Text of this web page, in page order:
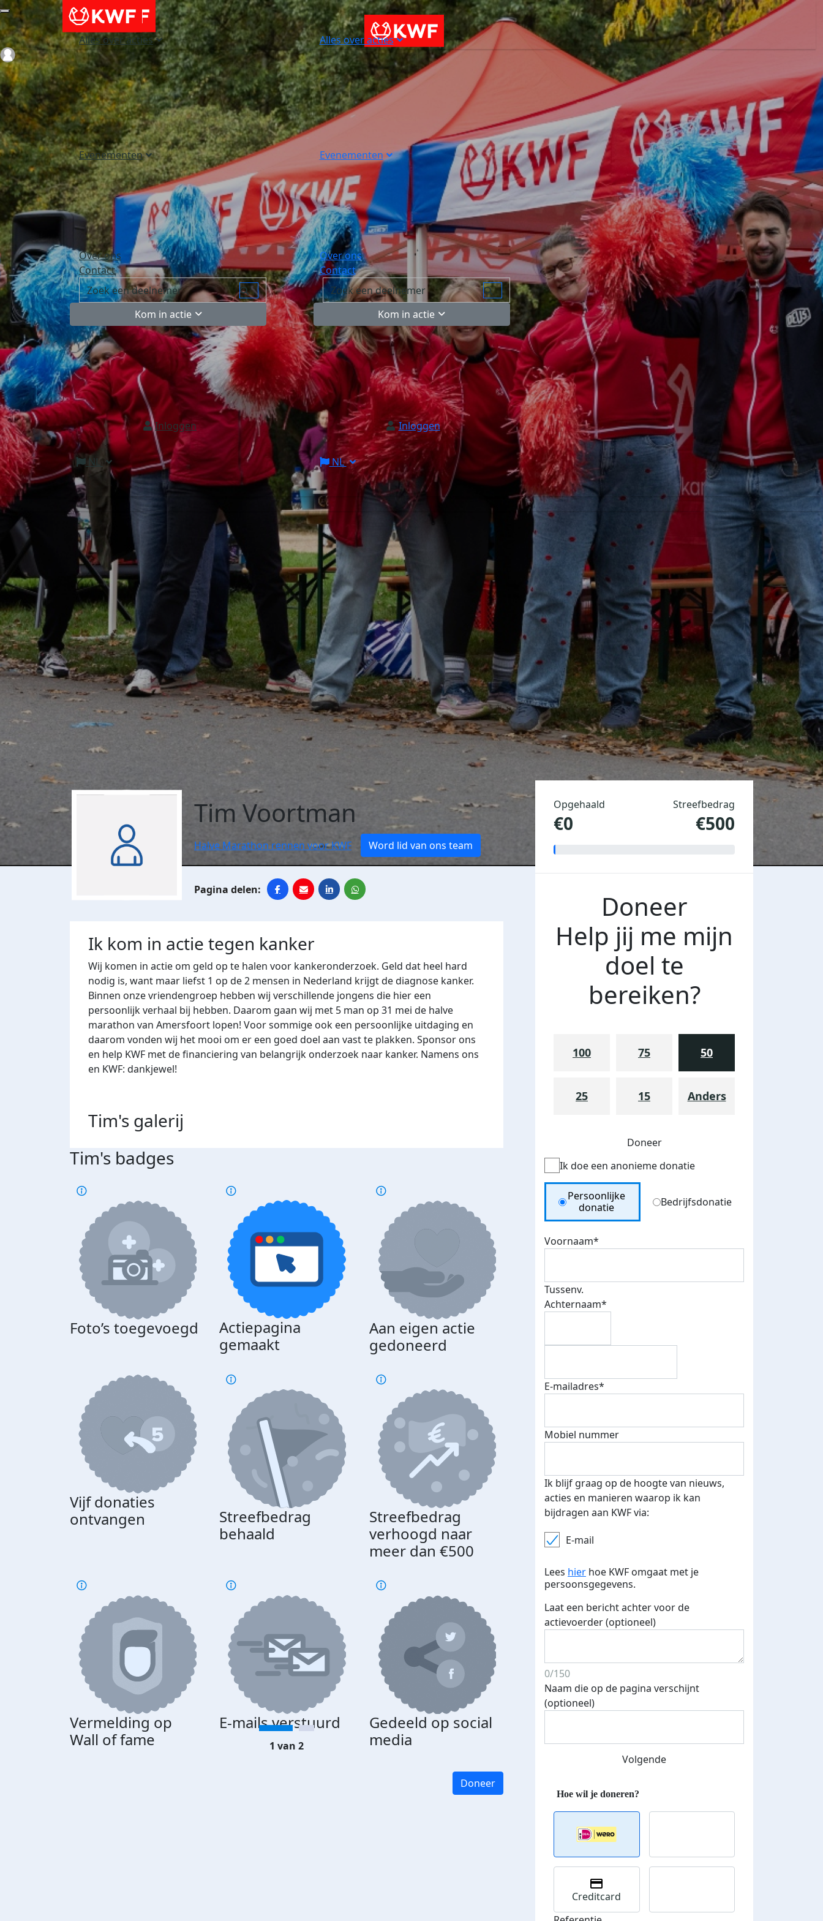
Alles over acties
Evenementen
Over ons
Contact
Kom in actie
Inloggen
NL
Alles over acties
Evenementen
Over ons
Contact
Kom in actie
Inloggen
NL
Login
Tim Voortman
Halve Marathon rennen voor KWF Word lid van ons team
Ik kom in actie tegen kanker
Wij komen in actie om geld op te halen voor kankeronderzoek. Geld dat heel hard
nodig is, want maar liefst 1 op de 2 mensen in Nederland krijgt de diagnose kanker.
Binnen onze vriendengroep hebben wij verschillende jongens die hier een
persoonlijk verhaal bij hebben. Daarom gaan wij met 5 man op 31 mei de halve
marathon van Amersfoort lopen! Voor sommige ook een persoonlijke uitdaging en
daarom vonden wij het mooi om er een goed doel aan vast te plakken. Sponsor ons
en help KWF met de financiering van belangrijk onderzoek naar kanker. Namens ons
en KWF: dankjewel!
Tim's galerij
Tim's badges
Foto’s toegevoegd
Actiepagina
gemaakt
Aan eigen actie
gedoneerd
Vijf donaties
ontvangen
Streefbedrag
behaald
Streefbedrag
verhoogd naar
meer dan €500
Vermelding op
Wall of fame
E-mails verstuurd
Gedeeld op social
media
bedankt
1 van 2
Doneer
Opgehaald
€0
Streefbedrag
€500
Doneer
Help jij me mijn
doel te
bereiken?
100 75 50
25 15 Anders
Doneer
Ik doe een anonieme donatie
Donation Type
Persoonlijke
donatie
Bedrijfsdonatie
Voornaam*
Tussenv.
Achternaam*
E-mailadres*
Mobiel nummer
Ik blijf graag op de hoogte van nieuws,
acties en manieren waarop ik kan
bijdragen aan KWF via:
E-mail
Lees hier hoe KWF omgaat met je
persoonsgegevens.
Laat een bericht achter voor de
actievoerder (optioneel)
0/150
Naam die op de pagina verschijnt
(optioneel)
Volgende
Creditcard